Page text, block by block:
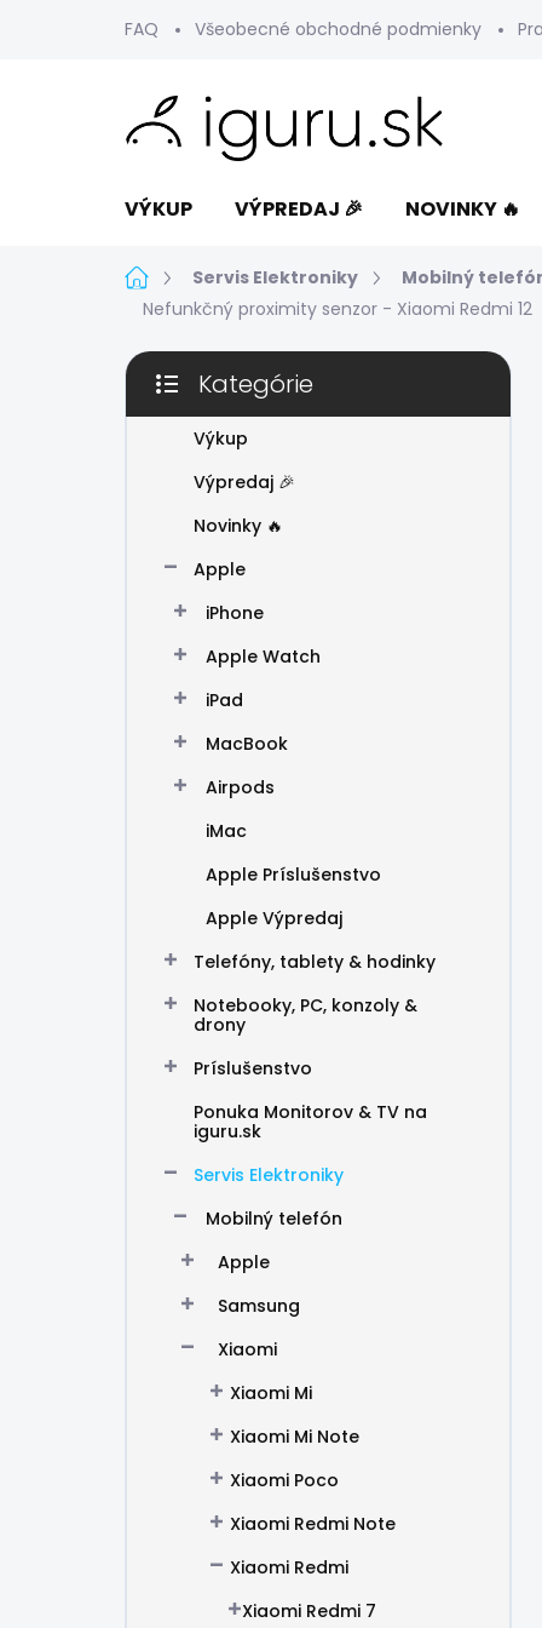
FAQ Všeobecné obchodné podmienky
VÝKUP VÝPREDAJ 🎉 NOVINKY 🔥
DomovServis Elektroniky Mobilný
Nefunkčný proximity senzor - Xiaomi Redmi 12
B
č
Preskočiť
kategórie
Kategórie
Výkup
Výpredaj 🎉
Novinky 🔥
Apple
iPhone
Apple Watch
iPad
MacBook
Airpods
iMac
Apple Príslušenstvo
Apple Výpredaj
Telefóny, tablety & hodinky
Notebooky, PC, konzoly &
drony
Príslušenstvo
Ponuka Monitorov & TV na
iguru.sk
Servis Elektroniky
Mobilný telefón
Apple
Samsung
Xiaomi
Xiaomi Mi
Xiaomi Mi Note
Xiaomi Poco
Xiaomi Redmi Note
Xiaomi Redmi
Xiaomi Redmi 7